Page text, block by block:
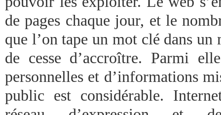
de pages chaque jour, et le
que l’on tape un mot clé dans un
de cesse d’accroître. Parmi
personnelles et d’informations
public est considérable.